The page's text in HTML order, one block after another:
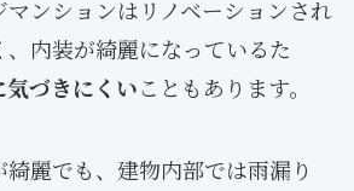
ンションはリノベーションされ
内装が綺麗になっているた
づきにくいこともあります。
麗でも、建物内部では雨漏り